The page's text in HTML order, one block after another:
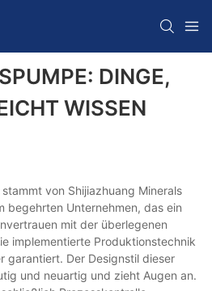
DINGE,
WISSEN
von Shijiazhuang Minerals
begehrten Unternehmen, das ein
mit der überlegenen
implementierte Produktionstechnik
garantiert. Der Designstil dieser
und neuartig und zieht Augen an.